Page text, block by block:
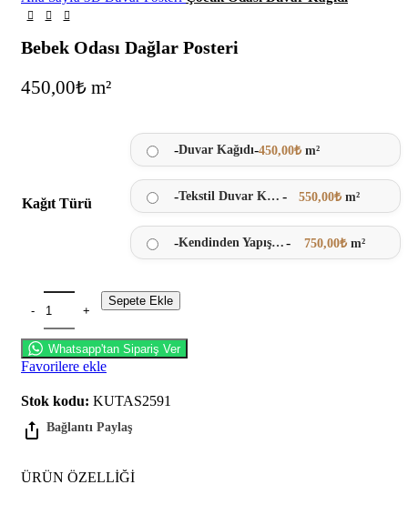
Bebek Odası Dağlar Posteri
450,00₺ m²
Kağıt Türü
-Duvar Kağıdı-450,00₺ m²
- Tekstil Duvar Kağıdı - 550,00₺ m²
- Kendinden Yapışkanlı - 750,00₺ m²
Sepete Ekle
Whatsapp'tan Sipariş Ver
Favorilere ekle
Stok kodu: KUTAS2591
ÜRÜN ÖZELLIĞI